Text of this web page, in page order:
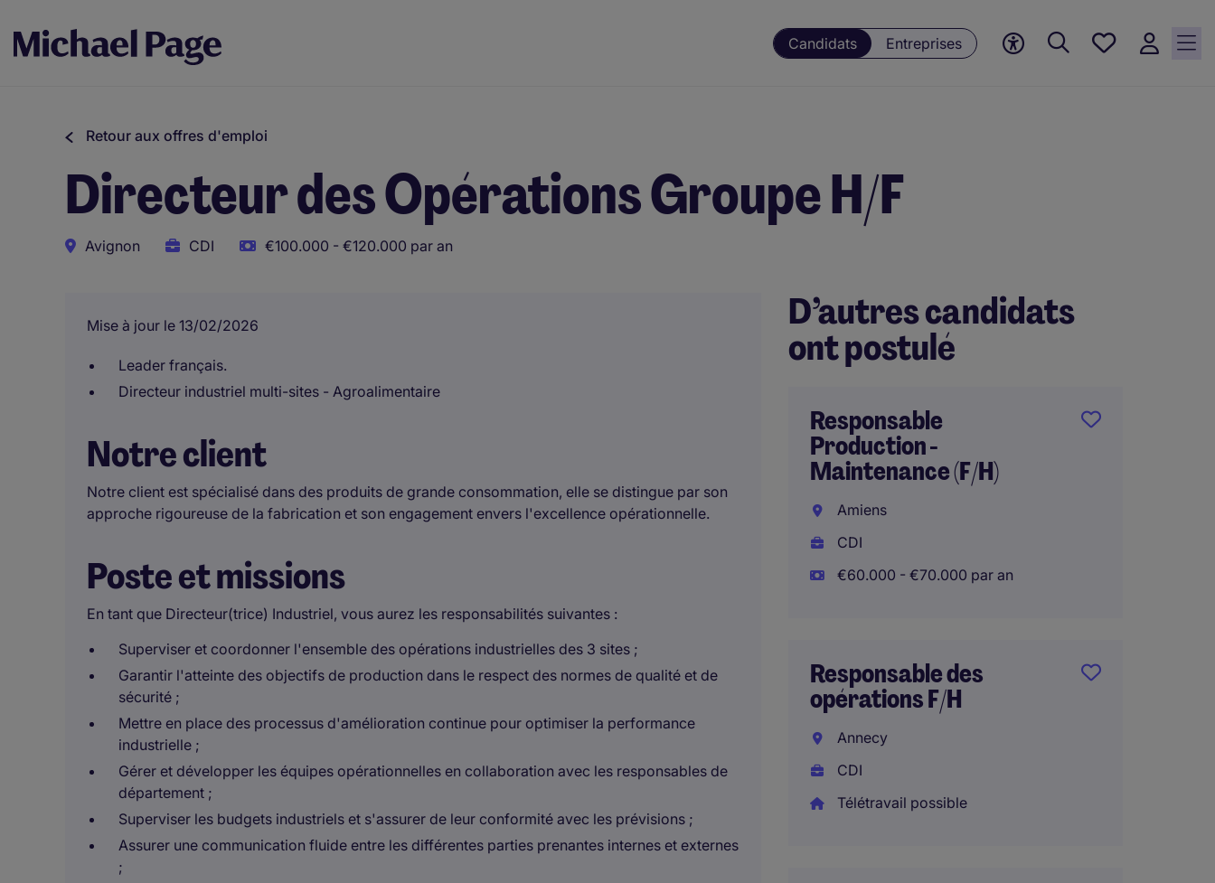
Candidats Entreprises
Mes offres, 0
Retour aux offres d'emploi
Directeur des Opérations Groupe H/F
Avignon CDI €100.000 - €120.000 par an
Mise à jour le 13/02/2026
Leader français.
Directeur industriel multi-sites - Agroalimentaire
Notre client
Notre client est spécialisé dans des produits de grande consommation, elle se distingue par son
approche rigoureuse de la fabrication et son engagement envers l'excellence opérationnelle.
Poste et missions
En tant que Directeur(trice) Industriel, vous aurez les responsabilités suivantes :
Superviser et coordonner l'ensemble des opérations industrielles des 3 sites ;
Garantir l'atteinte des objectifs de production dans le respect des normes de qualité et de
sécurité ;
Mettre en place des processus d'amélioration continue pour optimiser la performance
industrielle ;
Gérer et développer les équipes opérationnelles en collaboration avec les responsables de
département ;
Superviser les budgets industriels et s'assurer de leur conformité avec les prévisions ;
Assurer une communication fluide entre les différentes parties prenantes internes et externes
;
D’autres candidats
ont postulé
Responsable
Production -
Maintenance (F/H)
Amiens
CDI
€60.000 - €70.000 par an
Responsable des
opérations F/H
Annecy
CDI
Télétravail possible